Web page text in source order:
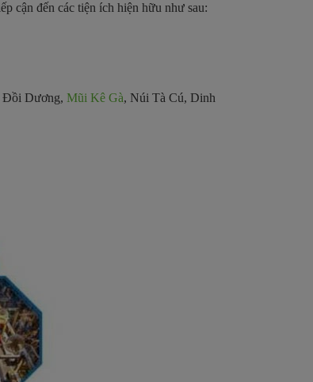
cận đến các tiện ích hiện hữu như sau:
Đồi Dương, Mũi Kê Gà, Núi Tà Cú, Dinh